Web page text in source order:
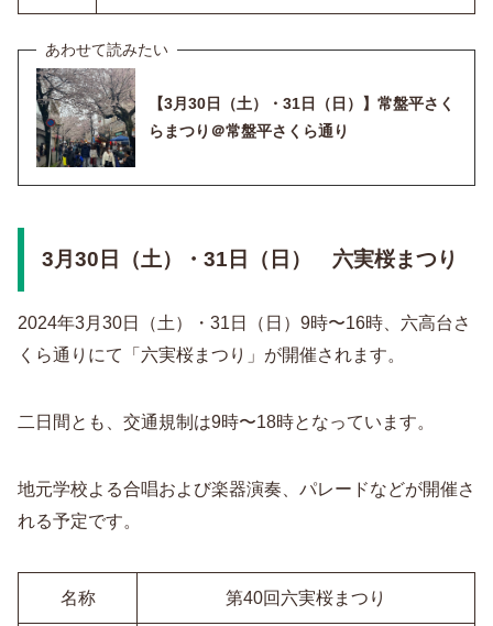
【3月30日（土）・31日（日）】常盤平さく
らまつり＠常盤平さくら通り
3月30日（土）・31日（日） 六実桜まつり
2024年3月30日（土）・31日（日）9時〜16時、六高台さ
くら通りにて「六実桜まつり」が開催されます。
二日間とも、交通規制は9時〜18時となっています。
地元学校よる合唱および楽器演奏、パレードなどが開催さ
れる予定です。
名称 第40回六実桜まつり